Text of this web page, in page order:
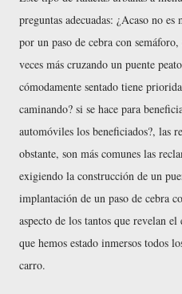
preguntas adecuadas: ¿Acaso no
por un paso de cebra con
veces más cruzando un puente
cómodamente sentado tiene
caminando? si se hace para
automóviles los beneficiados?, las
obstante, son más comunes las
exigiendo la construcción de un
implantación de un paso de cebra
aspecto de los tantos que revelan el
que hemos estado inmersos todos
carro.